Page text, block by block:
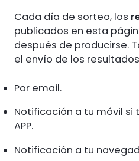
Cada día de sorteo, los
publicados en esta
después de producirse.
el envío de los
Por email.
Notificación a tu móvil
APP.
Notificación a tu